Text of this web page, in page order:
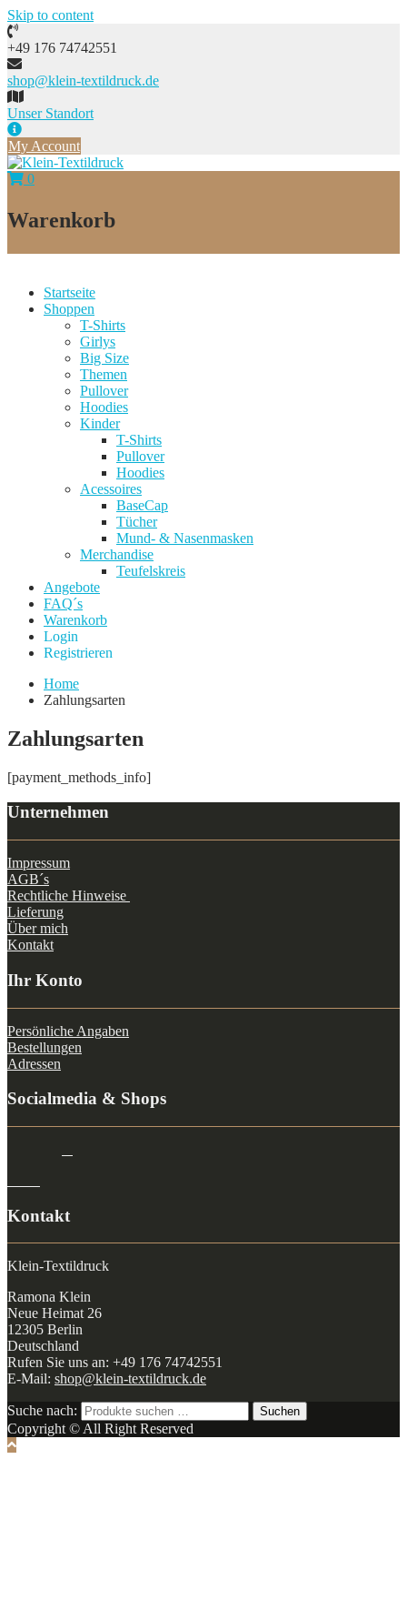
Skip to content
+49 176 74742551
shop@klein-textildruck.de
Unser Standort
My Account
0
Warenkorb
Startseite
Shoppen
T-Shirts
Girlys
Big Size
Themen
Pullover
Hoodies
Kinder
T-Shirts
Pullover
Hoodies
Acessoires
BaseCap
Tücher
Mund- & Nasenmasken
Merchandise
Teufelskreis
Angebote
FAQ´s
Warenkorb
Login
Registrieren
Home
Zahlungsarten
Zahlungsarten
[payment_methods_info]
Unternehmen
Impressum
AGB´s
Rechtliche Hinweise
Lieferung
Über mich
Kontakt
Ihr Konto
Persönliche Angaben
Bestellungen
Adressen
Socialmedia & Shops
Kontakt
Klein-Textildruck
Ramona Klein
Neue Heimat 26
12305 Berlin
Deutschland
Rufen Sie uns an: +49 176 74742551
E-Mail: shop@klein-textildruck.de
Suche nach: Suchen
Copyright © All Right Reserved